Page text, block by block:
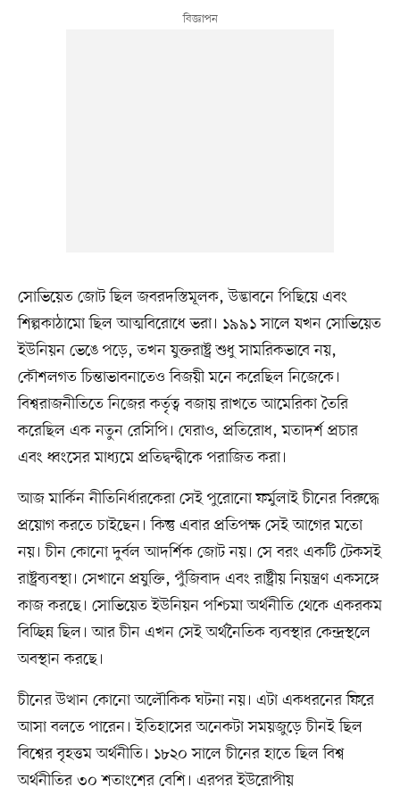
সোভিয়েত জোট ছিল জবরদস্তিমূলক, উদ্ভাবনে পিছিয়ে এবং
শিল্পকাঠামো ছিল আত্মবিরোধে ভরা। ১৯৯১ সালে যখন সোভিয়েত
ইউনিয়ন ভেঙে পড়ে, তখন যুক্তরাষ্ট্র শুধু সামরিকভাবে নয়,
কৌশলগত চিন্তাভাবনাতেও বিজয়ী মনে করেছিল নিজেকে।
বিশ্বরাজনীতিতে নিজের কর্তৃত্ব বজায় রাখতে আমেরিকা তৈরি
করেছিল এক নতুন রেসিপি। ঘেরাও, প্রতিরোধ, মতাদর্শ প্রচার
এবং ধ্বংসের মাধ্যমে প্রতিদ্বন্দ্বীকে পরাজিত করা।
আজ মার্কিন নীতিনির্ধারকেরা সেই পুরোনো ফর্মুলাই চীনের বিরুদ্ধে
প্রয়োগ করতে চাইছেন। কিন্তু এবার প্রতিপক্ষ সেই আগের মতো
নয়। চীন কোনো দুর্বল আদর্শিক জোট নয়। সে বরং একটি টেকসই
রাষ্ট্রব্যবস্থা। সেখানে প্রযুক্তি, পুঁজিবাদ এবং রাষ্ট্রীয় নিয়ন্ত্রণ একসঙ্গে
কাজ করছে। সোভিয়েত ইউনিয়ন পশ্চিমা অর্থনীতি থেকে একরকম
বিচ্ছিন্ন ছিল। আর চীন এখন সেই অর্থনৈতিক ব্যবস্থার কেন্দ্রস্থলে
অবস্থান করছে।
চীনের উত্থান কোনো অলৌকিক ঘটনা নয়। এটা একধরনের ফিরে
আসা বলতে পারেন। ইতিহাসের অনেকটা সময়জুড়ে চীনই ছিল
বিশ্বের বৃহত্তম অর্থনীতি। ১৮২০ সালে চীনের হাতে ছিল বিশ্ব
অর্থনীতির ৩০ শতাংশের বেশি। এরপর ইউরোপীয়